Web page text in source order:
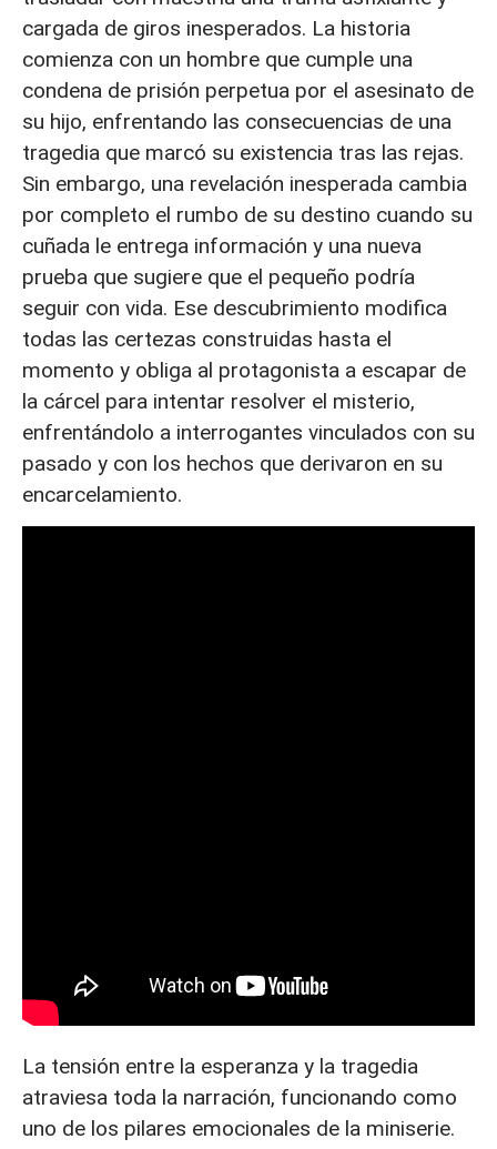
cargada de giros inesperados. La historia
comienza con un hombre que cumple una
condena de prisión perpetua por el asesinato de
su hijo, enfrentando las consecuencias de una
tragedia que marcó su existencia tras las rejas.
Sin embargo, una revelación inesperada cambia
por completo el rumbo de su destino cuando su
cuñada le entrega información y una nueva
prueba que sugiere que el pequeño podría
seguir con vida. Ese descubrimiento modifica
todas las certezas construidas hasta el
momento y obliga al protagonista a escapar de
la cárcel para intentar resolver el misterio,
enfrentándolo a interrogantes vinculados con su
pasado y con los hechos que derivaron en su
encarcelamiento.
La tensión entre la esperanza y la tragedia
atraviesa toda la narración, funcionando como
uno de los pilares emocionales de la miniserie.